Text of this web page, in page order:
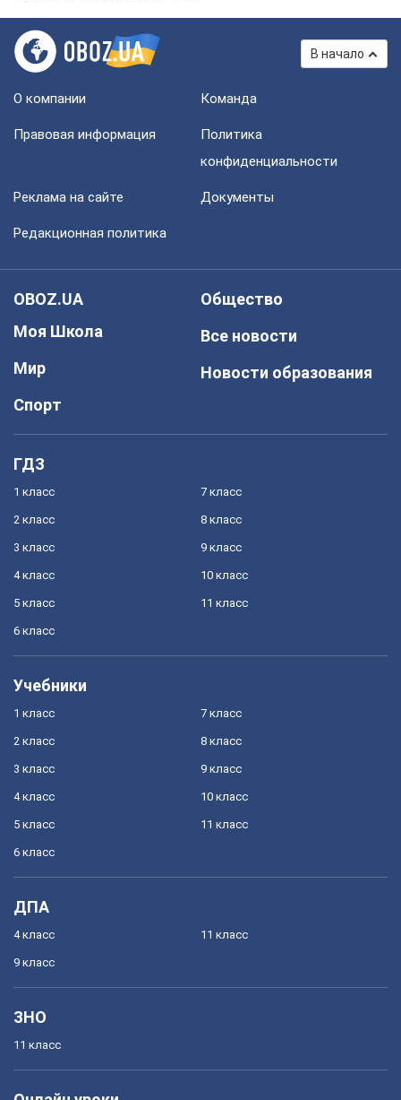
В начало
О компании Команда
Правовая информация
Политика
конфиденциальности
Реклама на сайте Документы
Редакционная политика
OBOZ.UA
Моя Школа
Мир
Спорт
Общество
Все новости
Новости образования
ГДЗ
1 класс
2 класс
3 класс
4 класс
5 класс
6 класс
7 класс
8 класс
9 класс
10 класс
11 класс
Учебники
1 класс
2 класс
3 класс
4 класс
5 класс
6 класс
7 класс
8 класс
9 класс
10 класс
11 класс
ДПА
4 класс
9 класс
11 класс
ЗНО
11 класс